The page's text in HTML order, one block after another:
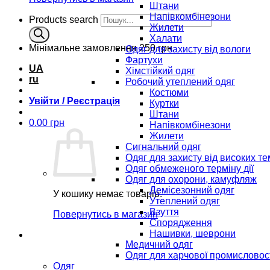
Products search
Мінімальне замовлення250 грн.
UA
ru
Увійти / Реєстрація
0.00 грн
У кошику немає товарів.
Повернутись в магазин
Штани
Напівкомбінезони
Жилети
Халати
Одяг для захисту від вологи
Фартухи
Хімстійкий одяг
Робочий утеплений одяг
Костюми
Куртки
Штани
Напівкомбінезони
Жилети
Сигнальний одяг
Одяг для захисту від високих
Одяг обмеженого терміну дії
Одяг для охорони, камуфляж
Демісезонний одяг
Утеплений одяг
Взуття
Спорядження
Нашивки, шеврони
Медичний одяг
Одяг для харчової
Одяг